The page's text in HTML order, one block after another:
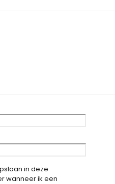
in deze
wanneer ik een